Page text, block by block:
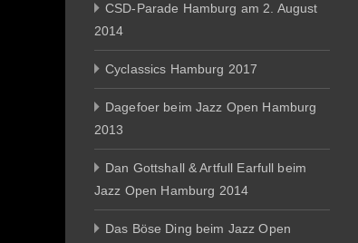
CSD-Parade Hamburg am 2. August
2014
Cyclassics Hamburg 2017
Dagefoer beim Jazz Open Hamburg
2013
Dan Gottshall & Artfull Earfull beim
Jazz Open Hamburg 2014
Das Böse Ding beim Jazz Open